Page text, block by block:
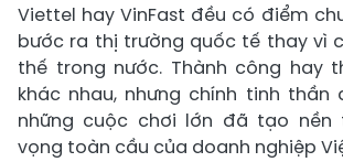
Viettel hay VinFast đều có điểm
bước ra thị trường quốc tế thay vì
thế trong nước. Thành công hay
khác nhau, nhưng chính tinh thần
những cuộc chơi lớn đã tạo nền
vọng toàn cầu của doanh nghiệp